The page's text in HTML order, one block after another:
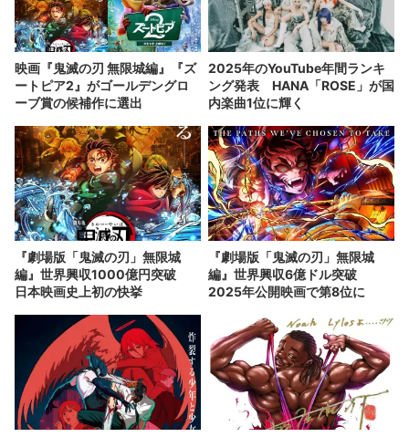
映画『鬼滅の刃 無限城編』『ズ
ートピア2』がゴールデングロ
ーブ賞の候補作に選出
2025年のYouTube年間ランキ
ング発表 HANA「ROSE」が国
内楽曲1位に輝く
『劇場版「鬼滅の刃」無限城
編』世界興収1000億円突破
日本映画史上初の快挙
『劇場版「鬼滅の刃」無限城
編』世界興収6億ドル突破
2025年公開映画で第8位に